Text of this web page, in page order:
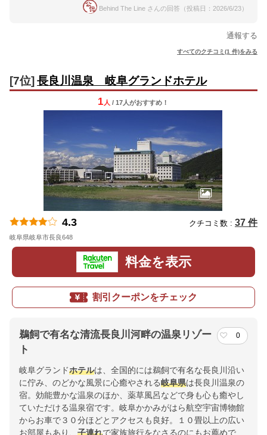
Behind The Line さんの回答（投稿日：2026/6/23）
通報する
すべてのクチコミ(1 件)をみる
[7位] 長良川温泉 岐阜グランドホテル
1 人 / 17人がおすすめ！
4.3 クチコミ数 : 37 件
岐阜県岐阜市長良648
料金を表示
割引クーポンをチェック
鵜飼で有名な清流長良川河畔の温泉リゾー
ト
0
岐阜グランドホテルは、全国的には鵜飼で有名な長良川沿い
に佇み、のどかな風景に心癒やされる岐阜県は長良川温泉の
宿。効能豊かな温泉のほか、薬草風呂などで身も心も癒やし
ていただける温泉宿です。岐阜かかみがはら航空宇宙博物館
からお車で３０分ほどとアクセスも良好。１０畳以上の広い
お部屋もあり、 子連れで家族旅行をなさるのにもお薦めで